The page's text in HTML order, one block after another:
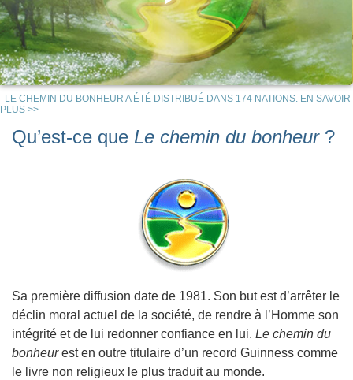
Play
Video
LE CHEMIN DU BONHEUR A ÉTÉ DISTRIBUÉ DANS 174 NATIONS. EN SAVOIR
PLUS >>
Qu’est-ce que Le chemin du bonheur ?
Sa première diffusion date de 1981. Son but est d’arrêter le
déclin moral actuel de la société, de rendre à l’Homme son
intégrité et de lui redonner confiance en lui. Le chemin du
bonheurest en outre titulaire d’un record Guinness comme
le livre non religieux le plus traduit au monde.